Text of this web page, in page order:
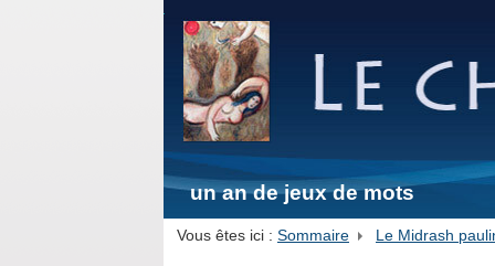
un an de jeux de mots
Vous êtes ici : Sommaire Le Midrash